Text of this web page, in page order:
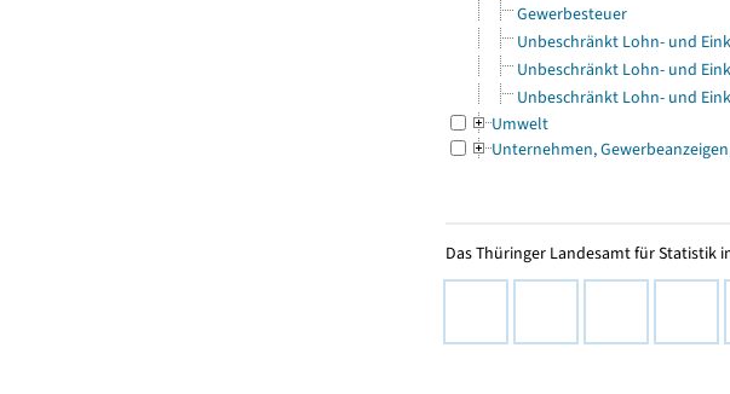
Gewerbesteuer
Unbeschränkt Lohn- und
Unbeschränkt Lohn- und
Unbeschränkt Lohn- und
Umwelt
Unternehmen,
Das Thüringer Landesamt für Statistik